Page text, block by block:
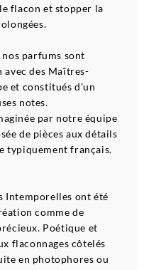
flacon et stopper la
parfums sont
des Maîtres-
et constitués d’un
notes.
par notre équipe
de pièces aux détails
typiquement français.
Intemporelles ont été
comme de
Poétique et
flaconnages côtelés
en photophores ou